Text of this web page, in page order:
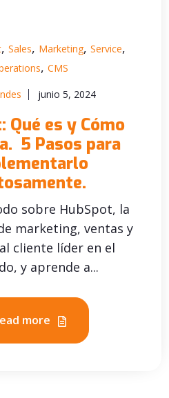
, Sales, Marketing, Service,
,CMS
junio 5, 2024
Qué es y Cómo
5 Pasos para
sobre HubSpot, la
marketing, ventas y
cliente líder en el
y aprende a...
more